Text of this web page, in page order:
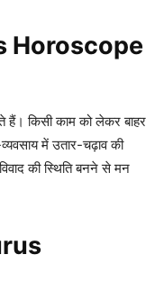
Horoscope
किसी काम को लेकर बाहर
में उतार-चढ़ाव की
की स्थिति बनने से मन